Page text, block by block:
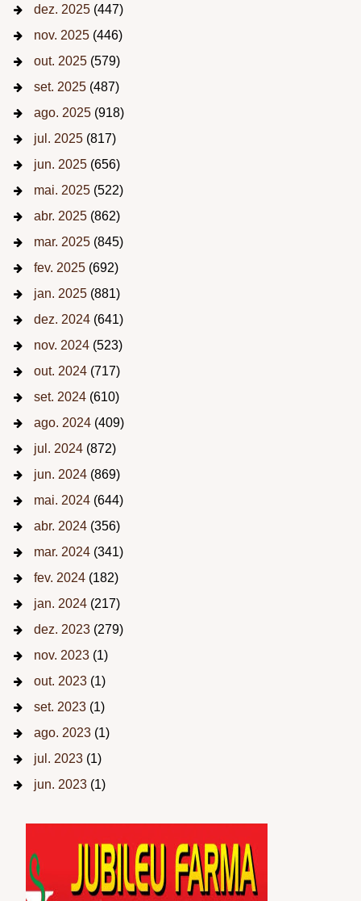
dez. 2025 (447)
nov. 2025 (446)
out. 2025 (579)
set. 2025 (487)
ago. 2025 (918)
jul. 2025 (817)
jun. 2025 (656)
mai. 2025 (522)
abr. 2025 (862)
mar. 2025 (845)
fev. 2025 (692)
jan. 2025 (881)
dez. 2024 (641)
nov. 2024 (523)
out. 2024 (717)
set. 2024 (610)
ago. 2024 (409)
jul. 2024 (872)
jun. 2024 (869)
mai. 2024 (644)
abr. 2024 (356)
mar. 2024 (341)
fev. 2024 (182)
jan. 2024 (217)
dez. 2023 (279)
nov. 2023 (1)
out. 2023 (1)
set. 2023 (1)
ago. 2023 (1)
jul. 2023 (1)
jun. 2023 (1)